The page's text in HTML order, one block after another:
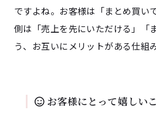
ですよね。お客様は「まとめ買い
側は「売上を先にいただける」「
う、お互いにメリットがある仕組
お客様にとって嬉しい